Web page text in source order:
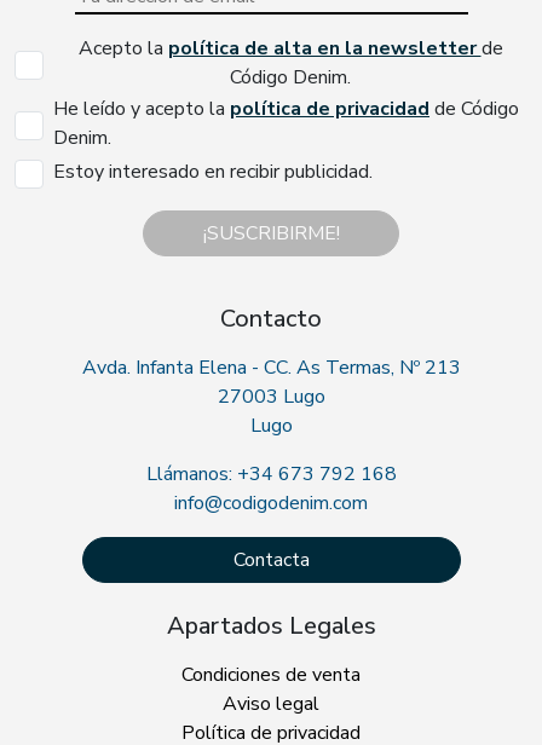
Acepto la política de alta en la newsletterde
Código Denim.
He leído y acepto la política de privacidadde Código
Denim.
Estoy interesado en recibir publicidad.
¡SUSCRIBIRME!
Contacto
Avda. Infanta Elena - CC. As Termas, Nº 213
27003 Lugo
Lugo
Llámanos: +34 673 792 168
info@codigodenim.com
Contacta
Apartados Legales
Condiciones de venta
Aviso legal
Política de privacidad